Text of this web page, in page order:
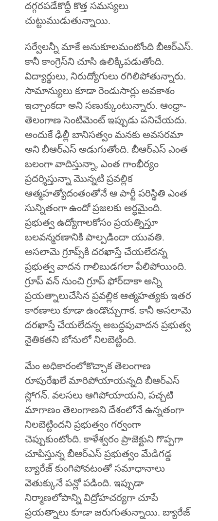
దగ్గరపడేకొద్దీ కొత్త సమస్యలు
చుట్టుముడుతున్నాయి.
సర్వేలన్నీ మాకే అనుకూలమంటోంది బీఆర్‌ఎస్‌.
కానీ కాంగ్రెస్‌ని చూసి ఉలిక్కిపడుతోంది.
విద్యార్థులు, నిరుద్యోగులు రగిలిపోతున్నారు.
సామాన్యులు కూడా రెండుసార్లు అవకాశం
ఇచ్చాంకదా అని సణుక్కుంటున్నారు. ఆంధ్రా-
తెలంగాణ సెంటిమెంట్‌ ఇప్పుడు పనిచేయదు.
అందుకే ఢిల్లీ బానిసత్వం మనకు అవసరమా
అని బీఆర్‌ఎస్‌ అడుగుతోంది. బీఆర్‌ఎస్‌ ఎంత
బలంగా వాదిస్తున్నా, ఎంత గాంభీర్యం
ప్రదర్శిస్తున్నా మొన్నటి ప్రవల్లిక
ఆత్మహత్యోదంతంతోనే ఆ పార్టీ పరిస్థితి ఎంత
సున్నితంగా ఉందో ప్రజలకు అర్ధమైంది.
ప్రభుత్వ ఉద్యోగాలకోసం ప్రయత్నిస్తూ
బలవన్మరణానికి పాల్పడిందా యువతి.
అసలామె గ్రూప్స్‌కి దరఖాస్తే చేయలేదన్న
ప్రభుత్వ వాదన గాలిబుడగలా పేలిపోయింది.
గ్రూప్‌ వన్‌ నుంచి గ్రూప్‌ ఫోర్‌దాకా అన్ని
ప్రయత్నాలుచేసిన ప్రవల్లిక ఆత్మహత్యకు ఇతర
కారణాలు కూడా ఉండొచ్చుగాక. కానీ అసలామె
దరఖాస్తే చేయలేదన్న అబద్ధపువాదన ప్రభుత్వ
నైతికతని బోనులో నిలబెట్టింది.
మేం అధికారంలోకొచ్చాక తెలంగాణ
రూపురేఖలే మారిపోయాయన్నది బీఆర్‌ఎస్‌
స్లోగన్‌. వలసలు ఆగిపోయాయని, పచ్చటి
మాగాణం తెలంగాణని దేశంలోనే ఉన్నతంగా
నిలబెట్టిందని ప్రభుత్వం గర్వంగా
చెప్పుకుంటోంది. కాళేశ్వరం ప్రాజెక్టుని గొప్పగా
చూపిస్తున్న బీఆర్‌ఎస్‌ ప్రభుత్వం మేడిగడ్డ
బ్యారేజ్‌ కుంగిపోవటంతో సమాధానాలు
వెతుక్కునే పన్లో పడింది. ఇప్పుడా
నిర్మాణలోపాన్ని విద్రోహచర్యగా చూపే
ప్రయత్నాలు కూడా జరుగుతున్నాయి. బ్యారేజ్‌